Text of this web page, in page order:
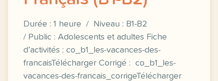
Durée : 1 heure / Niveau : B1-B2
/ Public : Adolescents et adultes Fiche
d’activités : co_b1_les-vacances-des-
francaisTélécharger Corrigé : co_b1_les-
vacances-des-francais_corrigeTélécharger